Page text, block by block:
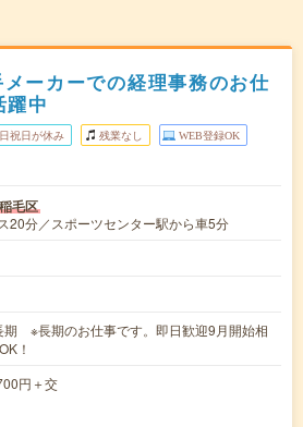
ーカーでの経理事務のお仕
躍中
祝日が休み 残業なし WEB登録OK
毛区
20分／スポーツセンター駅から車5分
期 ※長期のお仕事です。即日歓迎9月開始相
！
円＋交